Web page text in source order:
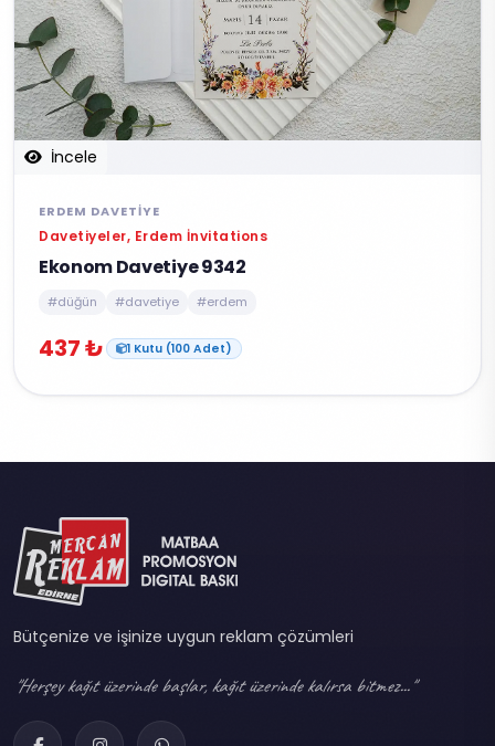
İncele
ERDEM DAVETIYE
Davetiyeler, Erdem İnvitations
Ekonom Davetiye 9342
#düğün #davetiye #erdem
437 ₺ 1 Kutu (100 Adet)
Bütçenize ve işinize uygun reklam çözümleri
"Herşey kağıt üzerinde başlar, kağıt üzerinde kalırsa bitmez..."